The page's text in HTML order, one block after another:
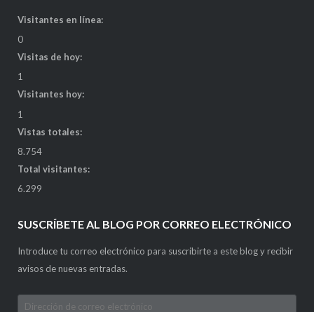
Visitantes en línea:
0
Visitas de hoy:
1
Visitantes hoy:
1
Vistas totales:
8.754
Total visitantes:
6.299
SUSCRÍBETE AL BLOG POR CORREO ELECTRÓNICO
Introduce tu correo electrónico para suscribirte a este blog y recibir
avisos de nuevas entradas.
Dirección